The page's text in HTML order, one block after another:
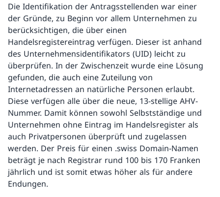
Die Identifikation der Antragsstellenden war einer
der Gründe, zu Beginn vor allem Unternehmen zu
berücksichtigen, die über einen
Handelsregistereintrag verfügen. Dieser ist anhand
des Unternehmensidentifikators (UID) leicht zu
überprüfen. In der Zwischenzeit wurde eine Lösung
gefunden, die auch eine Zuteilung von
Internetadressen an natürliche Personen erlaubt.
Diese verfügen alle über die neue, 13-stellige AHV-
Nummer. Damit können sowohl Selbstständige und
Unternehmen ohne Eintrag im Handelsregister als
auch Privatpersonen überprüft und zugelassen
werden. Der Preis für einen .swiss Domain-Namen
beträgt je nach Registrar rund 100 bis 170 Franken
jährlich und ist somit etwas höher als für andere
Endungen.